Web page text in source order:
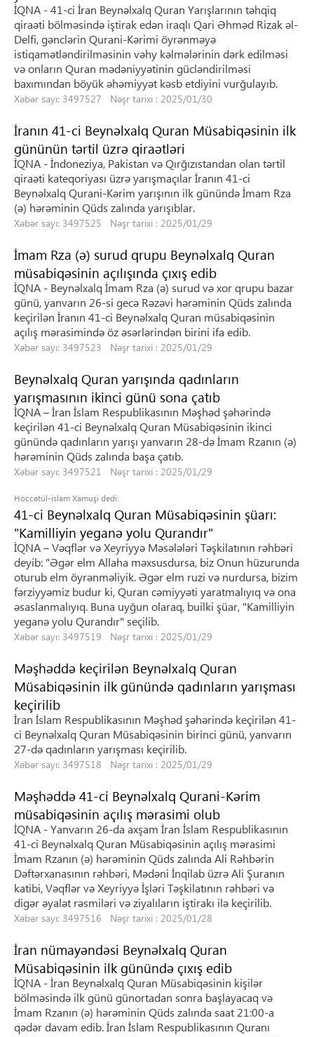
İQNA - 41-ci İran Beynəlxalq Quran Yarışlarının təhqiq
qiraəti bölməsində iştirak edən iraqlı Qari Əhməd Rizak əl-
Delfi, gənclərin Qurani-Kərimi öyrənməyə
istiqamətləndirilməsinin vəhy kəlmələrinin dərk edilməsi
və onların Quran mədəniyyətinin gücləndirilməsi
baxımından böyük əhəmiyyət kəsb etdiyini vurğulayıb.
Xəbər sayı: 3497527 Nəşr tarixi : 2025/01/30
İranın 41-ci Beynəlxalq Quran Müsabiqəsinin ilk
gününün tərtil üzrə qiraətləri
İQNA - İndoneziya, Pakistan və Qırğızıstandan olan tərtil
qiraəti kateqoriyası üzrə yarışmaçılar İranın 41-ci
Beynəlxalq Qurani-Kərim yarışının ilk günündə İmam Rza
(ə) hərəminin Qüds zalında yarışıblar.
Xəbər sayı: 3497525 Nəşr tarixi : 2025/01/29
İmam Rza (ə) surud qrupu Beynəlxalq Quran
müsabiqəsinin açılışında çıxış edib
İQNA - Beynəlxalq İmam Rza (ə) surud və xor qrupu bazar
günü, yanvarın 26-si gecə Rəzəvi hərəminin Qüds zalında
keçirilən İranın 41-ci Beynəlxalq Quran müsabiqəsinin
açılış mərasimində öz əsərlərindən birini ifa edib.
Xəbər sayı: 3497523 Nəşr tarixi : 2025/01/29
Beynəlxalq Quran yarışında qadınların
yarışmasının ikinci günü sona çatıb
İQNA – İran İslam Respublikasının Məşhəd şəhərində
keçirilən 41-ci Beynəlxalq Quran Müsabiqəsinin ikinci
günündə qadınların yarışı yanvarın 28-də İmam Rzanın (ə)
hərəminin Qüds zalında başa çatıb.
Xəbər sayı: 3497521 Nəşr tarixi : 2025/01/29
Höccətül-islam Xamuşi dedi:
41-ci Beynəlxalq Quran Müsabiqəsinin şüarı:
"Kamilliyin yeganə yolu Qurandır"
İQNA – Vəqflər və Xeyriyyə Məsələləri Təşkilatının rəhbəri
deyib: "Əgər elm Allaha məxsusdursa, biz Onun hüzurunda
oturub elm öyrənməliyik. Əgər elm ruzi və nurdursa, bizim
fərziyyəmiz budur ki, Quran cəmiyyəti yaratmalıyıq və ona
əsaslanmalıyıq. Buna uyğun olaraq, builki şüar, "Kamilliyin
yeganə yolu Qurandır" seçilib.
Xəbər sayı: 3497519 Nəşr tarixi : 2025/01/29
Məşhəddə keçirilən Beynəlxalq Quran
Müsabiqəsinin ilk günündə qadınların yarışması
keçirilib
İran İslam Respublikasının Məşhəd şəhərində keçirilən 41-
ci Beynəlxalq Quran Müsabiqəsinin birinci günü, yanvarın
27-də qadınların yarışması keçirilib.
Xəbər sayı: 3497518 Nəşr tarixi : 2025/01/29
Məşhəddə 41-ci Beynəlxalq Qurani-Kərim
müsabiqəsinin açılış mərasimi olub
İQNA - Yanvarın 26-da axşam İran İslam Respublikasının
41-ci Beynəlxalq Quran Müsabiqəsinin açılış mərasimi
İmam Rzanın (ə) hərəminin Qüds zalında Ali Rəhbərin
Dəftərxanasının rəhbəri, Mədəni İnqilab üzrə Ali Şuranın
katibi, Vəqflər və Xeyriyyə İşləri Təşkilatının rəhbəri və
digər əyalət rəsmiləri və ziyalıların iştirakı ilə keçirilib.
Xəbər sayı: 3497516 Nəşr tarixi : 2025/01/28
İran nümayəndəsi Beynəlxalq Quran
Müsabiqəsinin ilk günündə çıxış edib
İQNA - İran Beynəlxalq Quran Müsabiqəsinin kişilər
bölməsində ilk günü günortadan sonra başlayacaq və
İmam Rzanın (ə) hərəminin Qüds zalında saat 21:00-a
qədər davam edib. İran İslam Respublikasının Quranı